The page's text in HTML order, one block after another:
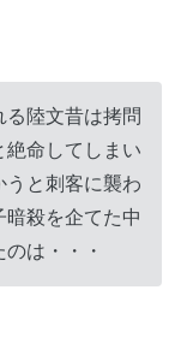
陸文昔は拷問
絶命してしまい
うと刺客に襲わ
殺を企てた中
は・・・